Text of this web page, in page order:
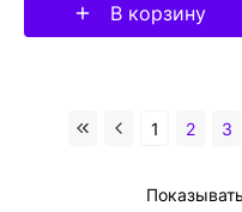
В корзину
1 2 3